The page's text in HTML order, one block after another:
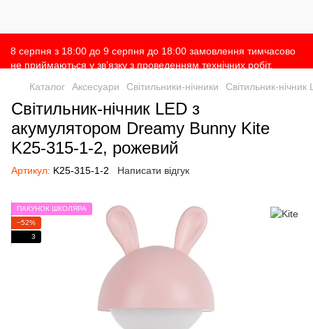
8 серпня з 18:00 до 9 серпня до 18:00 замовлення тимчасово
не приймаються у зв’язку з проведенням технічних робіт.
за розуміння 💛
Каталог Аксесуари Світильники-нічники Світильник-
Світильник-нічник LED з
акумулятором Dreamy Bunny Kite
K25-315-1-2, рожевий
Артикул: K25-315-1-2 Написати відгук
ПАКУНОК ШКОЛЯРА
−52%
3